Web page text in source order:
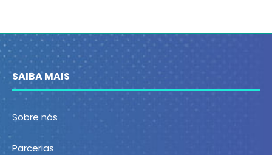
SAIBA MAIS
Sobre nós
Parcerias